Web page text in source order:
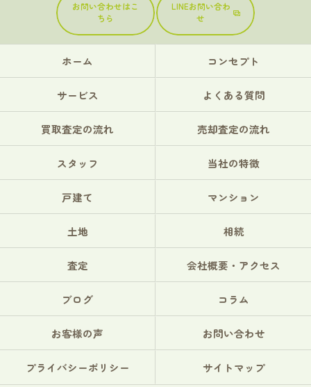
お問い合わせはこ
ちら
LINEお問い合わ
せ
ホーム コンセプト
サービス よくある質問
買取査定の流れ 売却査定の流れ
スタッフ 当社の特徴
戸建て マンション
土地 相続
査定 会社概要・アクセス
ブログ コラム
お客様の声 お問い合わせ
プライバシーポリシー サイトマップ